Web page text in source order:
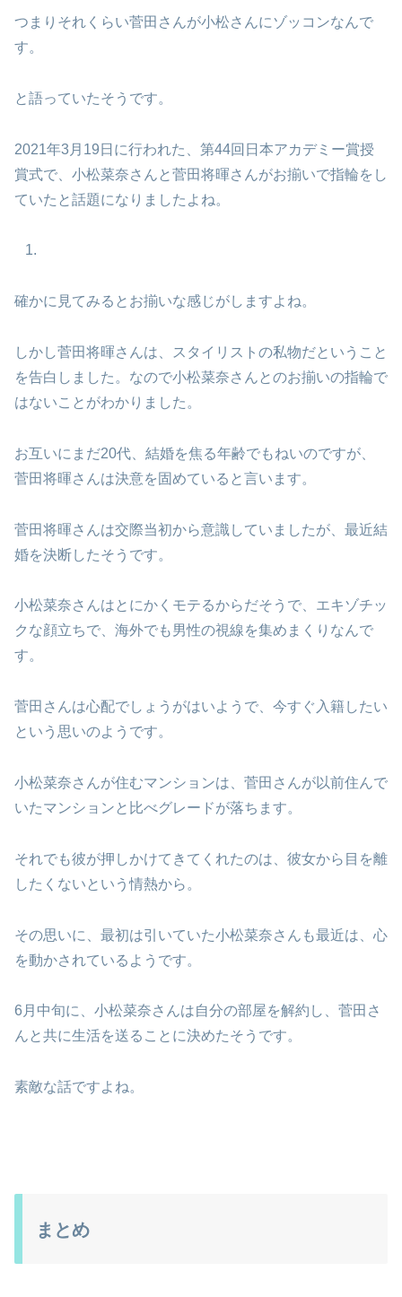
つまりそれくらい菅田さんが小松さんにゾッコンなんで
す。
と語っていたそうです。
2021年3月19日に行われた、第44回日本アカデミー賞授
賞式で、小松菜奈さんと菅田将暉さんがお揃いで指輪をし
ていたと話題になりましたよね。
確かに見てみるとお揃いな感じがしますよね。
しかし菅田将暉さんは、スタイリストの私物だということ
を告白しました。なので小松菜奈さんとのお揃いの指輪で
はないことがわかりました。
お互いにまだ20代、結婚を焦る年齢でもねいのですが、
菅田将暉さんは決意を固めていると言います。
菅田将暉さんは交際当初から意識していましたが、最近結
婚を決断したそうです。
小松菜奈さんはとにかくモテるからだそうで、エキゾチッ
クな顔立ちで、海外でも男性の視線を集めまくりなんで
す。
菅田さんは心配でしょうがはいようで、今すぐ入籍したい
という思いのようです。
小松菜奈さんが住むマンションは、菅田さんが以前住んで
いたマンションと比べグレードが落ちます。
それでも彼が押しかけてきてくれたのは、彼女から目を離
したくないという情熱から。
その思いに、最初は引いていた小松菜奈さんも最近は、心
を動かされているようです。
6月中旬に、小松菜奈さんは自分の部屋を解約し、菅田さ
んと共に生活を送ることに決めたそうです。
素敵な話ですよね。
まとめ